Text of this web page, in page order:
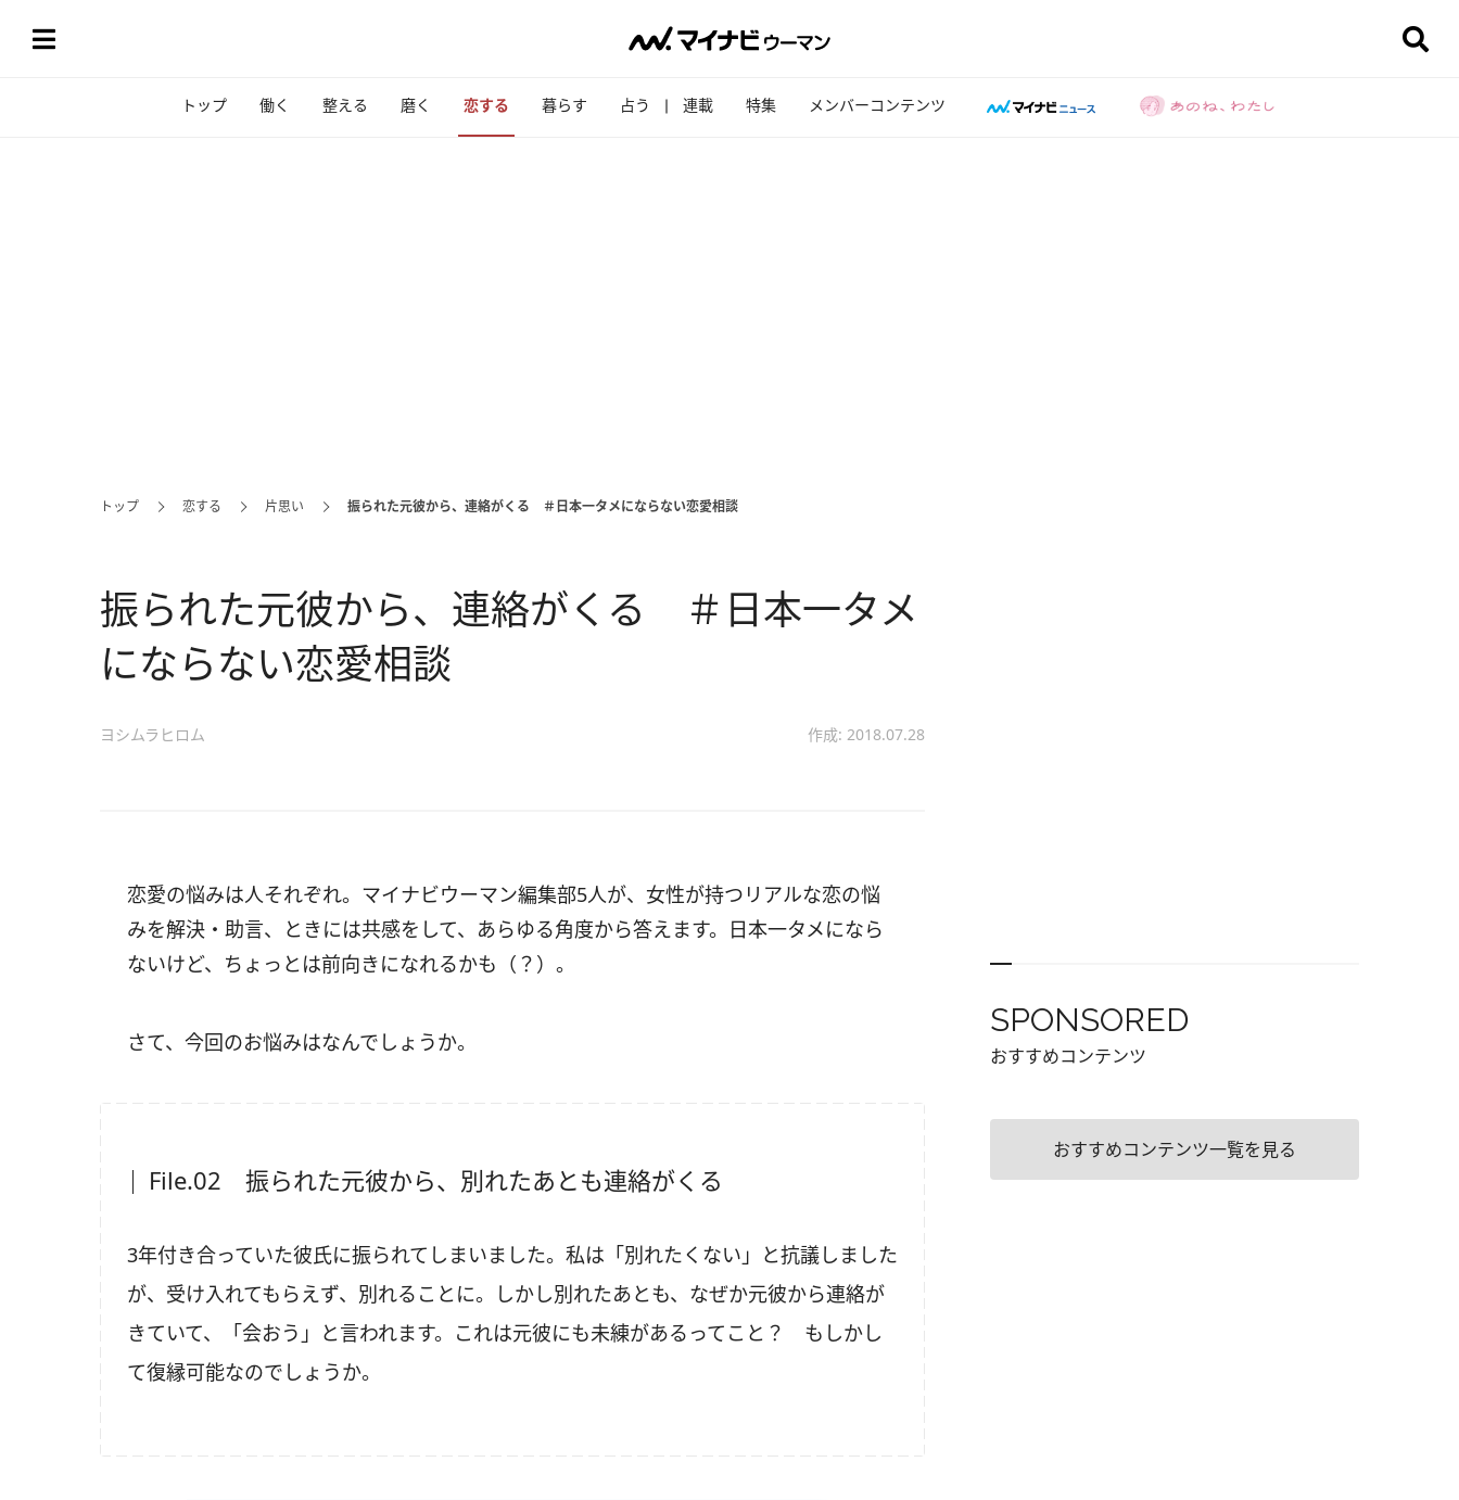
トップ 働く 整える 磨く 恋する 暮らす 占う 連載 特集 メンバーコンテンツ
トップ 恋する 片思い 振られた元彼から、連絡がくる ＃日本一タメにならない恋愛相談
振られた元彼から、連絡がくる ＃日本一タメ
にならない恋愛相談
ヨシムラヒロム 作成: 2018.07.28
恋愛の悩みは人それぞれ。マイナビウーマン編集部5人が、女性が持つリアルな恋の悩
みを解決・助言、ときには共感をして、あらゆる角度から答えます。日本一タメになら
ないけど、ちょっとは前向きになれるかも（？）。
さて、今回のお悩みはなんでしょうか。
File.02 振られた元彼から、別れたあとも連絡がくる
3年付き合っていた彼氏に振られてしまいました。私は「別れたくない」と抗議しました
が、受け入れてもらえず、別れることに。しかし別れたあとも、なぜか元彼から連絡が
きていて、「会おう」と言われます。これは元彼にも未練があるってこと？ もしかし
て復縁可能なのでしょうか。
SPONSORED
おすすめコンテンツ
おすすめコンテンツ一覧を見る